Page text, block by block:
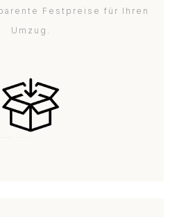
Festpreise für Ihren
Umzug.